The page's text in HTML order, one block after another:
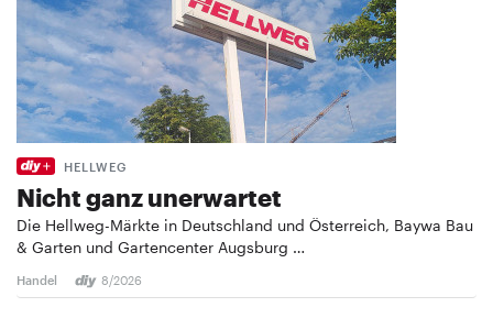
HELLWEG
Nicht ganz unerwartet
Die Hellweg-Märkte in Deutschland und Österreich, Baywa Bau
& Garten und Gartencenter Augsburg …
Handel 8/2026